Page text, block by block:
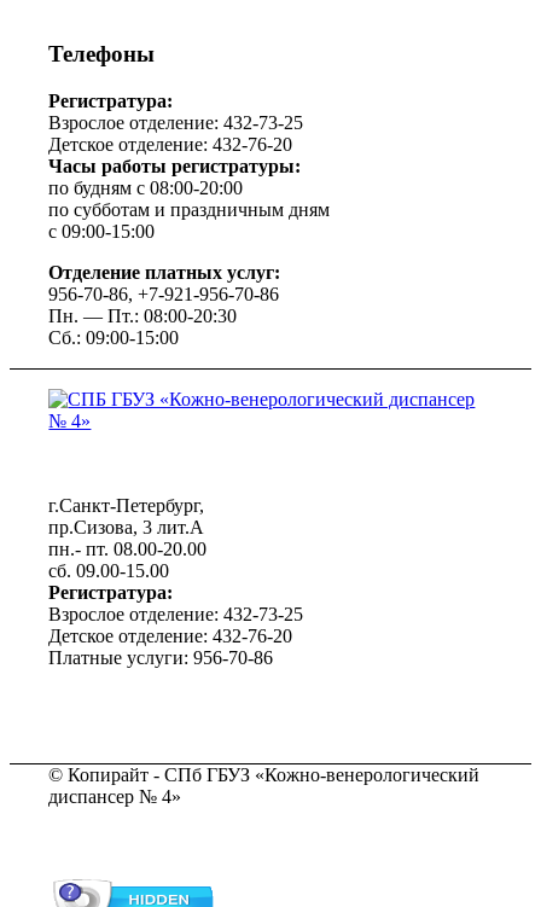
Телефоны
Регистратура:
Взрослое отделение: 432-73-25
Детское отделение: 432-76-20
Часы работы регистратуры:
по будням с 08:00-20:00
по субботам и праздничным дням
с 09:00-15:00
Отделение платных услуг:
956-70-86, +7-921-956-70-86
Пн. — Пт.: 08:00-20:30
Сб.: 09:00-15:00
г.Санкт-Петербург,
пр.Сизова, 3 лит.А
пн.- пт. 08.00-20.00
сб. 09.00-15.00
Регистратура:
Взрослое отделение: 432-73-25
Детское отделение: 432-76-20
Платные услуги: 956-70-86
© Копирайт - СПб ГБУЗ «Кожно-венерологический
диспансер № 4»